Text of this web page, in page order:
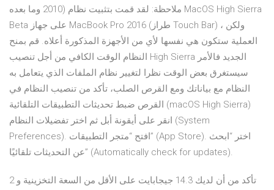
2010 وما بعده) ملاحظة: لقد قمت بتثبيت نظام MacOS High Sierra
Beta على جهاز MacBook Pro 2016 (طراز Touch Bar) ، ولكن
العملية ستكون هي نفسها لأي من الأجهزة المذكورة أعلاه. قم بمنح
النظام الوقت الكافي من أجل تنصيب High Sierra الجديد فالأمر
سيستغرق بعض الوقت نظرا لتغيير نظام الملفات الذي يتعامل به
النظام مع بياناتك ومع القرص الصلب، تأكد من تنصيب النظام في
القرص ضبط تحديثات التطبيقات التلقائية (macOS High Sierra)
انقر على أيقونة أبل ثم اختر تفضيلات النظام (System
Preferences). افتح “متجر التطبيقات” (App Store). اختر “ابحث
عن التحديثات تلقائيًا” (Automatically check for updates).
تأكد من أن لديك 14.3 جيجابايت على الأقل من السعة التخزينية و 2